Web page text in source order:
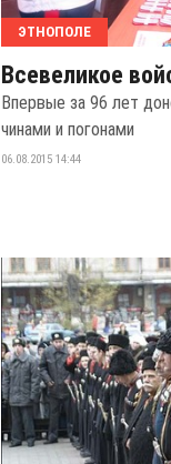
ЭТНОПОЛЕ
Всевеликое
Впервые за 96 лет
чинами и погонами
06.08.2015 14:44